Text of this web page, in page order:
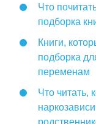
Что
подборка
Книги,
подборка
переменам
Что читать,